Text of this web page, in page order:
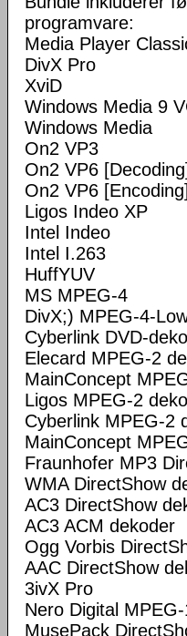
programvare:
Media Player
DivX Pro
XviD
Windows Media 9
Windows Media
On2 VP3
On2 VP6 [Decoding]
On2 VP6 [Encoding]
Ligos Indeo XP
Intel Indeo
Intel I.263
HuffYUV
MS MPEG-4
DivX;) MPEG-4-
Cyberlink DVD-
Elecard MPEG-2
MainConcept
Ligos MPEG-2
Cyberlink MPEG-2
MainConcept
Fraunhofer MP3
WMA DirectShow
AC3 DirectShow
AC3 ACM dekoder
Ogg Vorbis
AAC DirectShow
3ivX Pro
Nero Digital
MusePack